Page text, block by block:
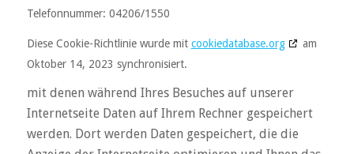
Telefonnummer: 04206/1550
Diese Cookie-Richtlinie wurde mit cookiedatabase.org
am
Oktober 14, 2023 synchronisiert.
mit denen während Ihres Besuches auf unserer
Internetseite Daten auf Ihrem Rechner gespeichert
werden. Dort werden Daten gespeichert, die die